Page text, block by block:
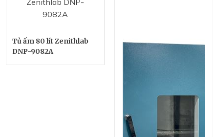
Tủ ấm 80 lít Zenithlab
DNP-9082A